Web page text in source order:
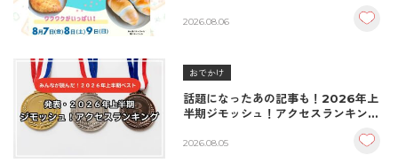
♪（8/7〜8/9）
2026.08.06
おでかけ
話題になったあの記事も！2026年上
半期ジモッシュ！アクセスランキング
2026.08.05